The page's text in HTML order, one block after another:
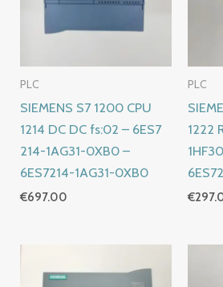
PLC
SIEMENS S7 1200 CPU
1214 DC DC fs:02 – 6ES7
214-1AG31-0XB0 –
6ES7214-1AG31-0XB0
€697.00
PLC
1222
€